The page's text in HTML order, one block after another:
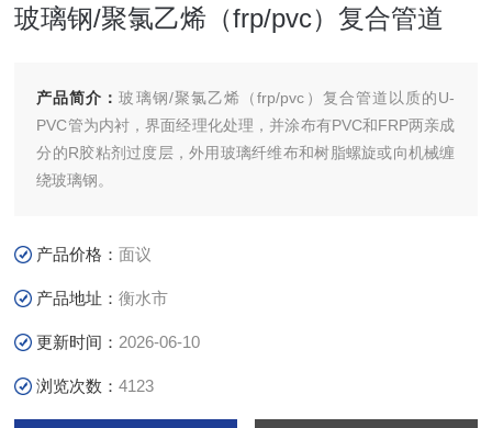
玻璃钢/聚氯乙烯（frp/pvc）复合管道
产品简介：玻璃钢/聚氯乙烯（frp/pvc）复合管道以质的U-
PVC管为内衬，界面经理化处理，并涂布有PVC和FRP两亲成
分的R胶粘剂过度层，外用玻璃纤维布和树脂螺旋或向机械缠
绕玻璃钢。
产品价格：面议
产品地址：衡水市
更新时间： 2026-06-10
浏览次数：4123